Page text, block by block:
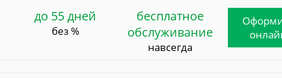
до 55 дней
без %
бесплатное
обслуживание
навсегда